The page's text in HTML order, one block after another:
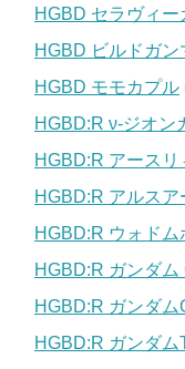
HGBD セラヴィ
HGBD ビルドガン
HGBD モモカプル
HGBD:R ν-ジオン
HGBD:R アースリ
HGBD:R アルス
HGBD:R ウォドム
HGBD:R ガンダム
HGBD:R ガンダム
HGBD:R ガンダ